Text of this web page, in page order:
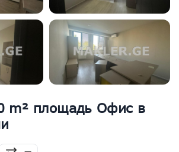
m² площадь Офис в